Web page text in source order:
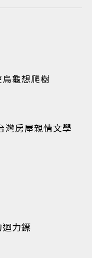
龜想爬樹
灣房屋親情文學
力鏢